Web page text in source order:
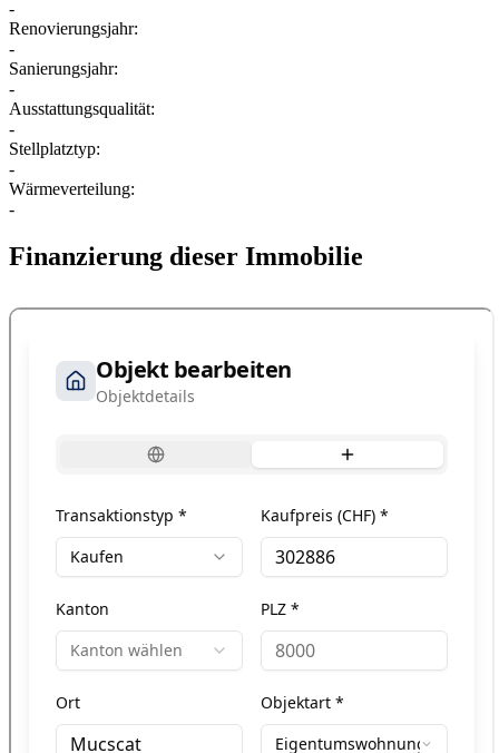
-
Renovierungsjahr:
-
Sanierungsjahr:
-
Ausstattungsqualität:
-
Stellplatztyp:
-
Wärmeverteilung:
-
Finanzierung dieser Immobilie